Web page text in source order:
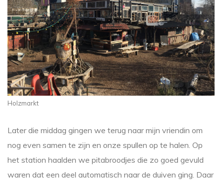
Holzmarkt
Later die middag gingen we terug naar mijn vriendin om
nog even samen te zijn en onze spullen op te halen. Op
het station haalden we pitabroodjes die zo goed gevuld
waren dat een deel automatisch naar de duiven ging. Daar